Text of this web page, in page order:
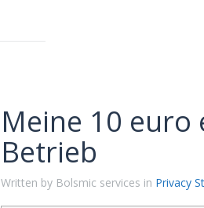
Meine 10
Betrieb
Written by Bolsmic services in Privacy